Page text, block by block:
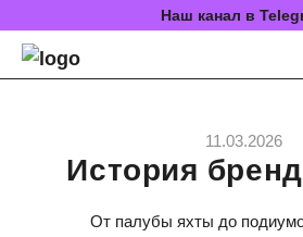
Наш канал в
11.03.2026
История
От палубы яхты до